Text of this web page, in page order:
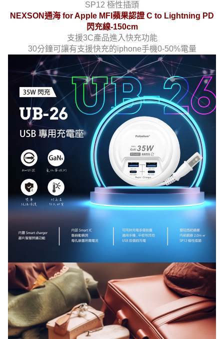
SP12 極性插頭
NEXSON通海 for Apple MFI蘋果認證 C to Lightning PD
閃充線-150cm
支援3C產品進入快充功能
30分鐘可讓有支援快充的iphone手機0-50%電量